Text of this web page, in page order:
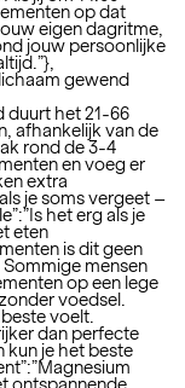
op dat
eigen dagritme,
jouw persoonlijke
gewend
duurt het 21-66
afhankelijk van de
rond de 3-4
en voeg er
extra
je soms vergeet –
het erg als je
eten
is dit geen
mensen
op een lege
voedsel.
voelt.
dan perfecte
kun je het beste